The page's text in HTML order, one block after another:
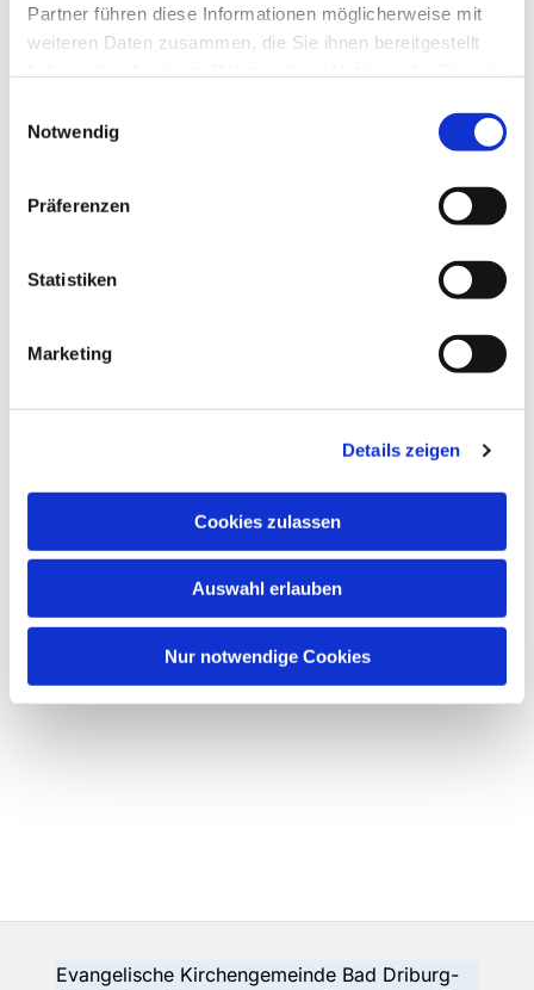
Partner führen diese Informationen möglicherweise mit
weiteren Daten zusammen, die Sie ihnen bereitgestellt
Notwendig
Präferenzen
Statistiken
Marketing
Details zeigen
Cookies zulassen
Auswahl erlauben
Nur notwendige Cookies
Dies könnte Sie auch
Evangelische Kirchengemeinde Bad Driburg-